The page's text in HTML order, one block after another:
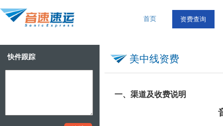
资费查询
首页
快件跟踪 美中线资费
一、渠道及收费说明